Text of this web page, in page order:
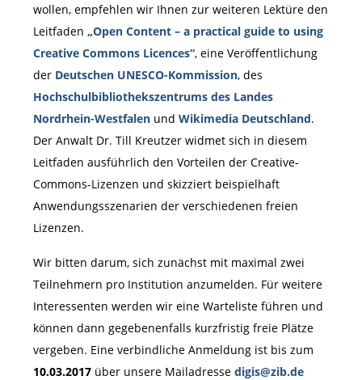
wollen, empfehlen wir Ihnen zur weiteren Lektüre den
Leitfaden „Open Content – a practical guide to using
Creative Commons Licences“, eine Veröffentlichung
der Deutschen UNESCO-Kommission, des
Hochschulbibliothekszentrums des Landes
Nordrhein-Westfalenund Wikimedia Deutschland.
Der Anwalt Dr. Till Kreutzer widmet sich in diesem
Leitfaden ausführlich den Vorteilen der Creative-
Commons-Lizenzen und skizziert beispielhaft
Anwendungsszenarien der verschiedenen freien
Lizenzen.
Wir bitten darum, sich zunächst mit maximal zwei
Teilnehmern pro Institution anzumelden. Für weitere
Interessenten werden wir eine Warteliste führen und
können dann gegebenenfalls kurzfristig freie Plätze
vergeben. Eine verbindliche Anmeldung ist bis zum
10.03.2017über unsere Mailadresse digis@zib.de